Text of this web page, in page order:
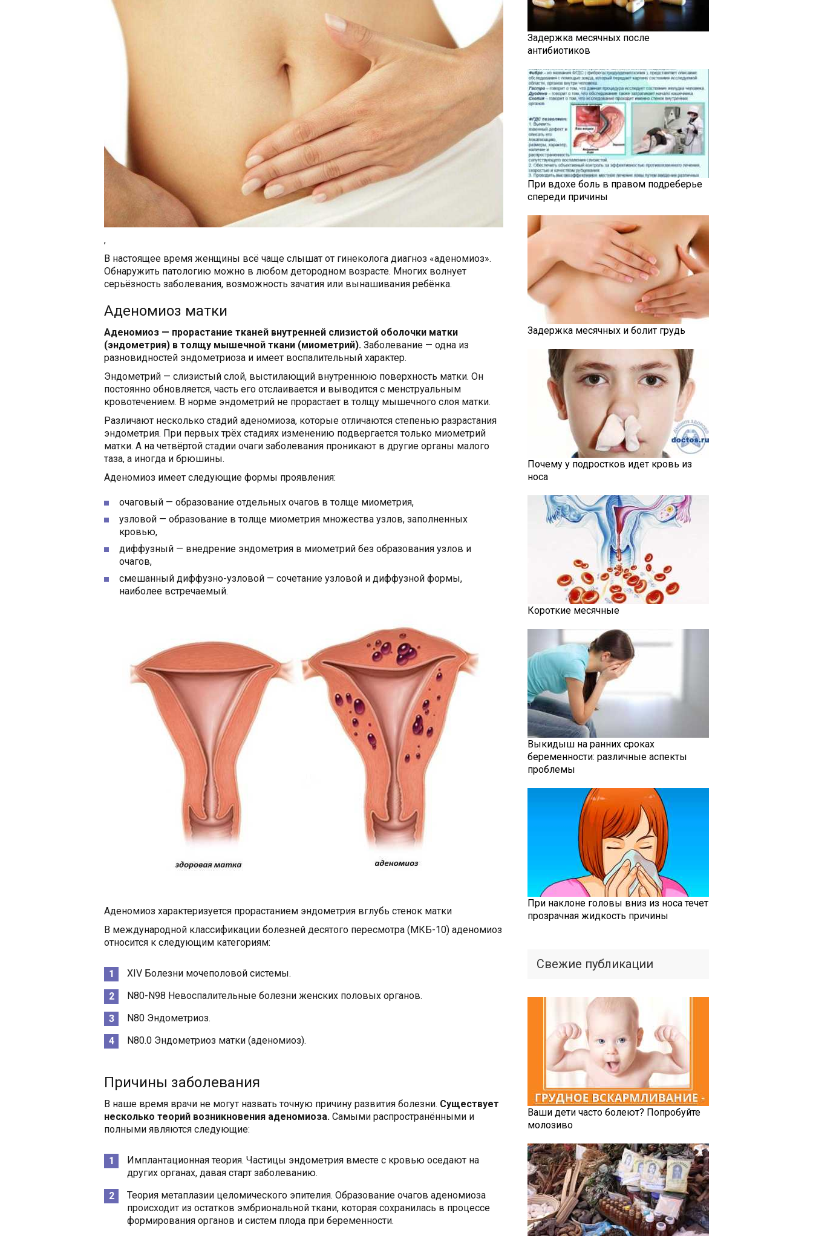
,
В настоящее время женщины всё чаще слышат от гинеколога диагноз «аденомиоз».
Обнаружить патологию можно в любом детородном возрасте. Многих волнует
серьёзность заболевания, возможность зачатия или вынашивания ребёнка.
Аденомиоз матки
Аденомиоз — прорастание тканей внутренней слизистой оболочки матки
(эндометрия) в толщу мышечной ткани (миометрий). Заболевание — одна из
разновидностей эндометриоза и имеет воспалительный характер.
Эндометрий — слизистый слой, выстилающий внутреннюю поверхность матки. Он
постоянно обновляется, часть его отслаивается и выводится с менструальным
кровотечением. В норме эндометрий не прорастает в толщу мышечного слоя матки.
Различают несколько стадий аденомиоза, которые отличаются степенью разрастания
эндометрия. При первых трёх стадиях изменению подвергается только миометрий
матки. А на четвёртой стадии очаги заболевания проникают в другие органы малого
таза, а иногда и брюшины.
Аденомиоз имеет следующие формы проявления:
очаговый — образование отдельных очагов в толще миометрия,
узловой — образование в толще миометрия множества узлов, заполненных
кровью,
диффузный — внедрение эндометрия в миометрий без образования узлов и
очагов,
смешанный диффузно-узловой — сочетание узловой и диффузной формы,
наиболее встречаемый.
Аденомиоз характеризуется прорастанием эндометрия вглубь стенок матки
В международной классификации болезней десятого пересмотра (МКБ-10) аденомиоз
относится к следующим категориям:
XIV Болезни мочеполовой системы.
N80-N98 Невоспалительные болезни женских половых органов.
N80 Эндометриоз.
N80.0 Эндометриоз матки (аденомиоз).
Причины заболевания
В наше время врачи не могут назвать точную причину развития болезни. Существует
несколько теорий возникновения аденомиоза. Самыми распространёнными и
полными являются следующие:
Имплантационная теория. Частицы эндометрия вместе с кровью оседают на
других органах, давая старт заболеванию.
Теория метаплазии целомического эпителия. Образование очагов аденомиоза
происходит из остатков эмбриональной ткани, которая сохранилась в процессе
формирования органов и систем плода при беременности.
Задержка месячных после
антибиотиков
При вдохе боль в правом подреберье
спереди причины
Задержка месячных и болит грудь
Почему у подростков идет кровь из
носа
Короткие месячные
Выкидыш на ранних сроках
беременности: различные аспекты
проблемы
При наклоне головы вниз из носа течет
прозрачная жидкость причины
Свежие публикации
Ваши дети часто болеют? Попробуйте
молозиво